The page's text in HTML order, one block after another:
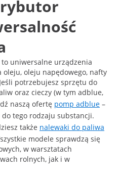
uniwersalne urządzenia
oleju napędowego, nafty
potrzebujesz sprzętu do
oraz cieczy (w tym adblue,
naszą ofertę pomp adblue –
tego rodzaju substancji.
także nalewaki do paliwa
modele sprawdzą się
w warsztatach
rolnych, jak i w